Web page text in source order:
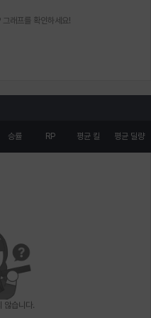
래프를 확인하세요!
승률 RP 평균 킬 평균 딜량
않습니다.